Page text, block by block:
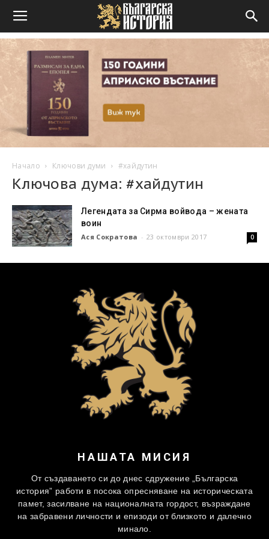
Начало Ключови думи #хайдутин
Ключова дума: #хайдутин
Легендата за Сирма войвода – жената
воин
Ася Сократова - 23 октомври 2017 0
НАШАТА МИСИЯ
От създаването си до днес сдружение „Българска
история” работи в посока опресняване на историческата
памет, засилване на националната гордост, възраждане
на забравени личности и епизоди от близкото и далечно
минало.